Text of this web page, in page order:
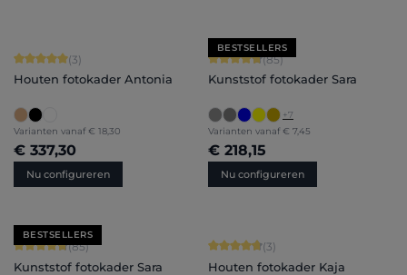
Gemiddelde score van 5 op 5 sterren
(3)
Houten fotokader Antonia
Varianten vanaf € 18,30
€ 337,30
Nu configureren
BESTSELLERS
Gemiddelde score van 4.71 op 5
(85)
Kunststof fotokader Sara
+7
Varianten vanaf € 7,45
€ 218,15
Nu configureren
BESTSELLERS
Gemiddelde score van 4.71 op 5 sterren
(85)
Kunststof fotokader Sara
Gemiddelde score van 4.67 op 5
(3)
Houten fotokader Kaja